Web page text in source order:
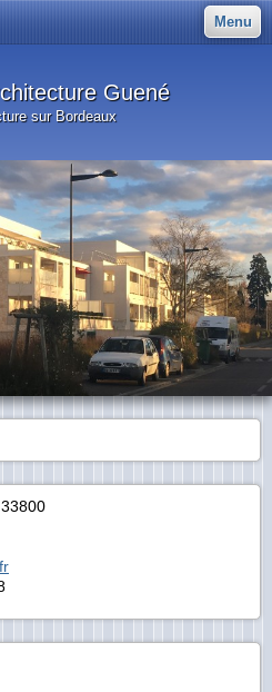
Menu
Guené
sur Bordeaux